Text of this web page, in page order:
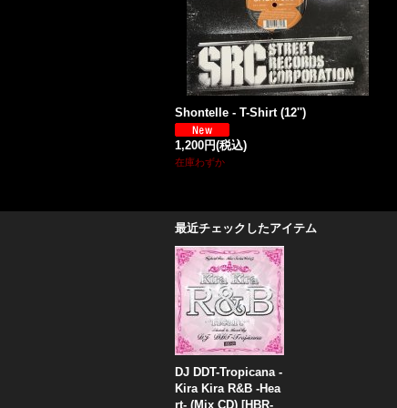
Shontelle - T-Shirt (12'')
1,200円(税込)
在庫わずか
最近チェックしたアイテム
DJ DDT-Tropicana -
Kira Kira R&B -Hea
rt- (Mix CD) [HBR-